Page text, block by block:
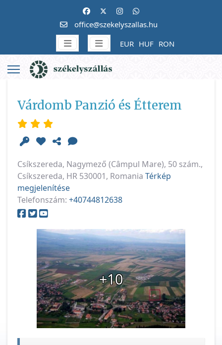
office@szekelyszallas.hu
EUR HUF RON
Várdomb Panzió és Étterem
Csíkszereda, Nagymező (Câmpul Mare), 50 szám.,
Csíkszereda, HR 530001, Romania Térkép
megjelenítése
Telefonszám: +40744812638
+10